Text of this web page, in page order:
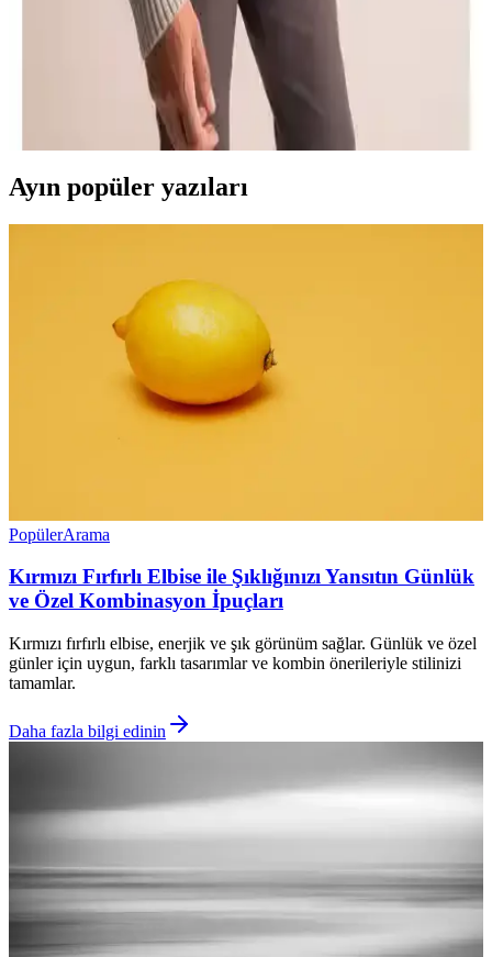
DeFacto Erkek Bisiklet Yaka Triko Kazaklar
Karşılaştırması ve Özellikleri
İki farklı DeFacto erkek triko kazak modelinin kumaş, tasarım ve
kullanıcı yorumlarıyla detaylı karşılaştırması. Sıcak tutma, konfor ve
kalite açısından öne çıkan özellikler burada.
Ayın popüler yazıları
PopülerArama
Kırmızı Fırfırlı Elbise ile Şıklığınızı Yansıtın Günlük
ve Özel Kombinasyon İpuçları
Kırmızı fırfırlı elbise, enerjik ve şık görünüm sağlar. Günlük ve özel
günler için uygun, farklı tasarımlar ve kombin önerileriyle stilinizi
tamamlar.
Daha fazla bilgi edinin